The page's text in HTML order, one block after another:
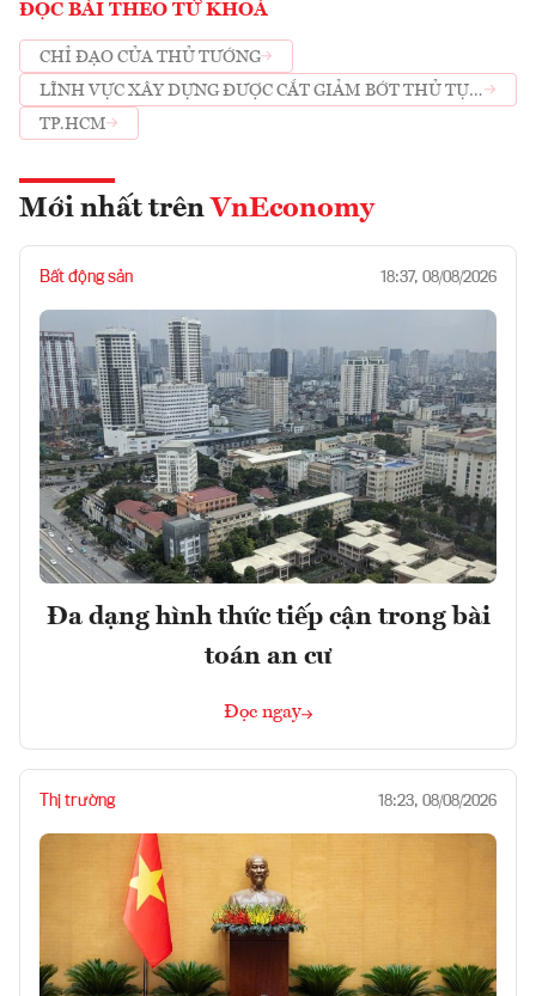
ĐỌC BÀI THEO TỪ KHOÁ
CHỈ ĐẠO CỦA THỦ TƯỚNG
LĨNH VỰC XÂY DỰNG ĐƯỢC CẮT GIẢM BỚT THỦ TỤC
HÀNH CHÍNH
TP.HCM
Mới nhất trên VnEconomy
Bất động sản 18:37, 08/08/2026
Đa dạng hình thức tiếp cận trong bài
toán an cư
Đọc ngay
Thị trường 18:23, 08/08/2026